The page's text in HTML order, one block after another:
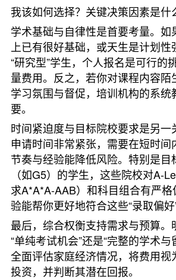
我该如何选择？关键决策因素是什
学术基础与自律性是首要考量。如
上已有很好基础，或天生是计划
“研究型”学生，个人报名是可行的
量费用。反之，若你对课程内容陌
学习氛围与督促，培训机构的系统
要。
时间紧迫度与目标院校要求是另一
申请时间非常紧张，需要在短时间
节奏与经验能降低风险。特别是目
（如G5）的学生，这些院校对A-
求A*A*A-AAB）和科目组合有严
验能帮你更好地符合这些“录取偏好”
最后，综合权衡支持需求与预算。
“单纯考试机会”还是“完整的学术与
全面评估家庭经济情况，将费用视
投资，并判断其潜在回报。